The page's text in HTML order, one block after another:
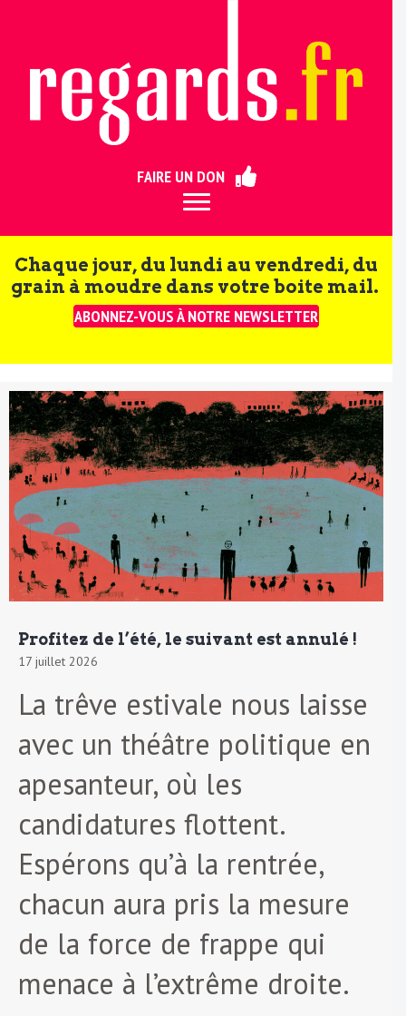
FAIRE UN DON
Chaque jour, du lundi au vendredi, du
grain à moudre dans votre boite mail.
ABONNEZ-VOUS À NOTRE NEWSLETTER
Profitez de l’été, le suivant est annulé !
17 juillet 2026
La trêve estivale nous laisse
avec un théâtre politique en
apesanteur, où les
candidatures flottent.
Espérons qu’à la rentrée,
chacun aura pris la mesure
de la force de frappe qui
menace à l’extrême droite.